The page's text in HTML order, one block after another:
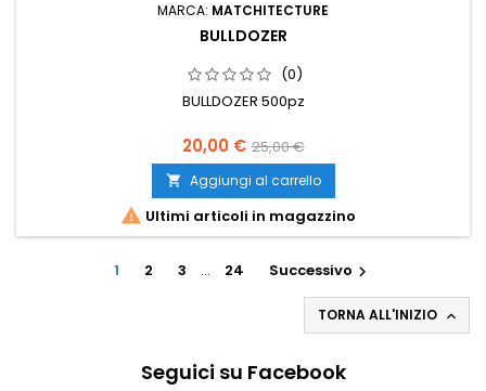
MARCA: MATCHITECTURE
BULLDOZER
(0)
BULLDOZER 500pz
20,00 € 25,00 €
 Aggiungi al carrello
 Ultimi articoli in magazzino
1 2 3 … 24 Successivo 
TORNA ALL'INIZIO 
Seguici su Facebook